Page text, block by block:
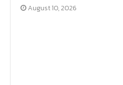
August 10, 2026